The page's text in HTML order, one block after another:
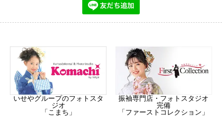
いせやグループのフォトスタ
ジオ
「こまち」
振袖専門店・フォトスタジオ
完備
「ファーストコレクション」